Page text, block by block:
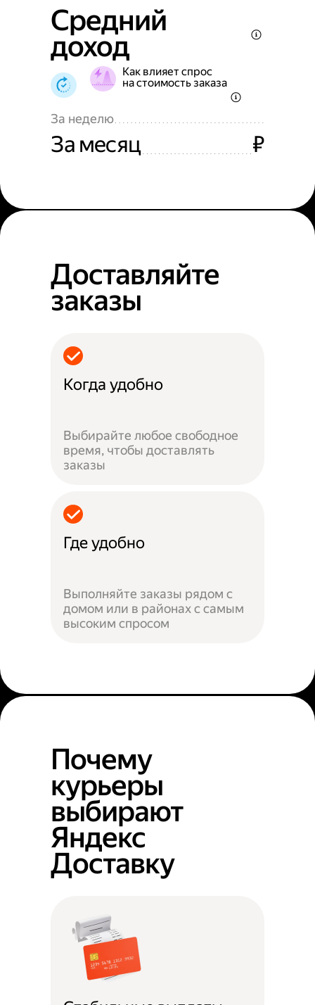
Средний
доход
Как влияет спрос
на стоимость заказа
За неделю
За месяц ₽
Доставляйте
заказы
Когда удобно
Выбирайте любое свободное
время, чтобы доставлять
заказы
Где удобно
Выполняйте заказы рядом с
домом или в районах с самым
высоким спросом
Почему
курьеры
выбирают
Яндекс
Доставку